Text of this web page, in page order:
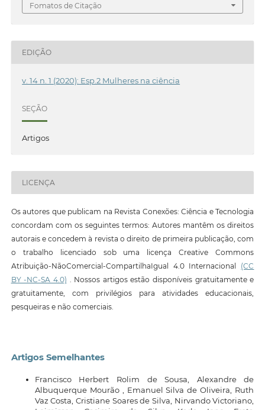
Fomatos de Citação
EDIÇÃO
v. 14 n. 1 (2020): Esp.2 Mulheres na ciência
SEÇÃO
Artigos
LICENÇA
Os autores que publicam na Revista Conexões: Ciência e Tecnologia
concordam com os seguintes termos: Autores mantêm os direitos
autorais e concedem à revista o direito de primeira publicação, com
o trabalho licenciado sob uma licença Creative Commons
Atribuição-NãoComercial-CompartilhaIgual 4.0 Internacional (CC
BY -NC-SA 4.0) . Nossos artigos estão disponíveis gratuitamente e
gratuitamente, com privilégios para atividades educacionais,
pesqueiras e não comerciais.
Artigos Semelhantes
Francisco Herbert Rolim de Sousa, Alexandre de
Albuquerque Mourão , Emanuel Silva de Oliveira, Ruth
Vaz Costa, Cristiane Soares de Silva, Nirvando Victoriano,